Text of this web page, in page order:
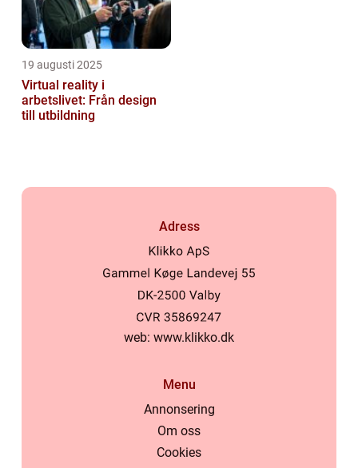
19 augusti 2025
Virtual reality i
arbetslivet: Från design
till utbildning
Adress
web: www.klikko.dk
Menu
Annonsering
Om oss
Cookies